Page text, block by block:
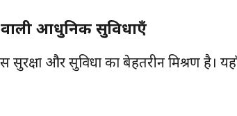
वाली आधुनिक सुविधाएँ
सुरक्षा और सुविधा का बेहतरीन मिश्रण है।